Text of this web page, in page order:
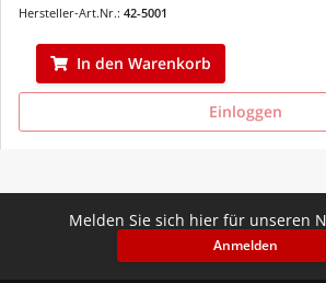
Hersteller-Art.Nr.: 42-5001
In den Warenkorb
Einloggen
Melden Sie sich hier für unseren
Anmelden